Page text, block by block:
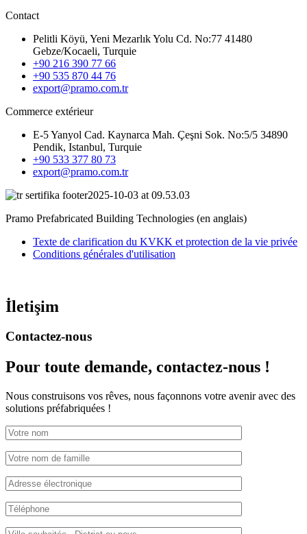
Contact
Pelitli Köyü, Yeni Mezarlık Yolu Cd. No:77 41480
Gebze/Kocaeli, Turquie
+90 216 390 77 66
+90 535 870 44 76
export@pramo.com.tr
Commerce extérieur
E-5 Yanyol Cad. Kaynarca Mah. Çeşni Sok. No:5/5 34890
Pendik, Istanbul, Turquie
+90 533 377 80 73
export@pramo.com.tr
Pramo Prefabricated Building Technologies (en anglais)
Texte de clarification du KVKK et protection de la vie privée
Conditions générales d'utilisation
İletişim
Contactez-nous
Pour toute demande, contactez-nous !
Nous construisons vos rêves, nous façonnons votre avenir avec des
solutions préfabriquées !